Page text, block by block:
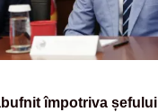
împotriva șefului